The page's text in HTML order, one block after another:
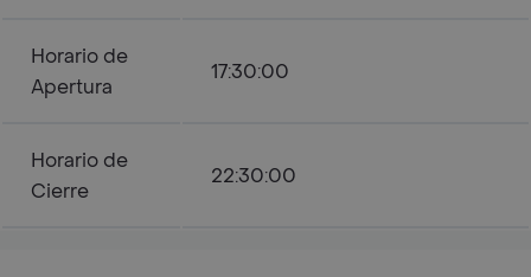
Horario de
Apertura
17:30:00
Horario de
Cierre
22:30:00